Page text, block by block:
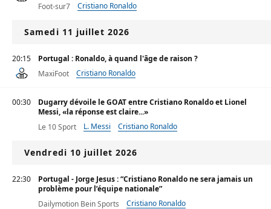
Foot-sur7
Cristiano Ronaldo
Samedi 11 juillet 2026
20:15
Portugal : Ronaldo, à quand l'âge de raison ?
MaxiFoot
Cristiano Ronaldo
00:30
Dugarry dévoile le GOAT entre Cristiano Ronaldo et Lionel
Messi, «la réponse est claire...»
Le 10 Sport
L. Messi Cristiano Ronaldo
Vendredi 10 juillet 2026
22:30
Portugal - Jorge Jesus : “Cristiano Ronaldo ne sera jamais un
problème pour l’équipe nationale”
Dailymotion Bein Sports
Cristiano Ronaldo